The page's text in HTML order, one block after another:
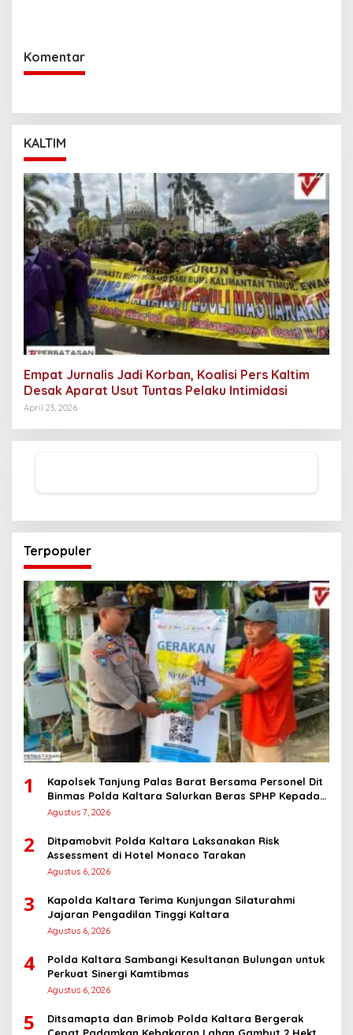
Komentar
KALTIM
Empat Jurnalis Jadi Korban, Koalisi Pers Kaltim
Desak Aparat Usut Tuntas Pelaku Intimidasi
April 23, 2026
Terpopuler
1
Kapolsek Tanjung Palas Barat Bersama Personel Dit
Binmas Polda Kaltara Salurkan Beras SPHP Kepada
Masyarakat
Agustus 7, 2026
2
Ditpamobvit Polda Kaltara Laksanakan Risk
Assessment di Hotel Monaco Tarakan
Agustus 6, 2026
3
Kapolda Kaltara Terima Kunjungan Silaturahmi
Jajaran Pengadilan Tinggi Kaltara
Agustus 6, 2026
4
Polda Kaltara Sambangi Kesultanan Bulungan untuk
Perkuat Sinergi Kamtibmas
Agustus 6, 2026
5
Ditsamapta dan Brimob Polda Kaltara Bergerak